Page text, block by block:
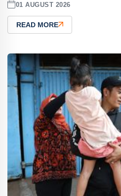
01 AUGUST 2026
READ MORE